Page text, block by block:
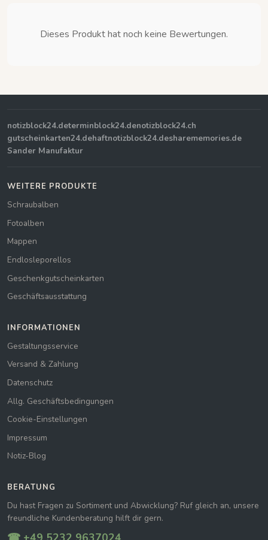
Dieses Produkt hat noch keine Bewertungen.
notizblock24.determinblock24.denotizblock24.ch
gutscheinkarten24.dehaftnotizblock24.desharememories.de
Sander Manufaktur
WEITERE PRODUKTE
Schraubalben
Fotoalben
Mappen
Endlosleporellos
Geschenkgutscheinkarten
Geschäftsausstattung
INFORMATIONEN
Gestaltungsservice
Versand & Zahlung
Datenschutz
Allg. Geschäftsbedingungen
Cookie-Einstellungen
Impressum
Notiz-Blog
BERATUNG
Du hast Fragen zu Sortiment und Abwicklung? Ruf gleich an, unsere
freundliche Kundenberatung hilft dir gern.